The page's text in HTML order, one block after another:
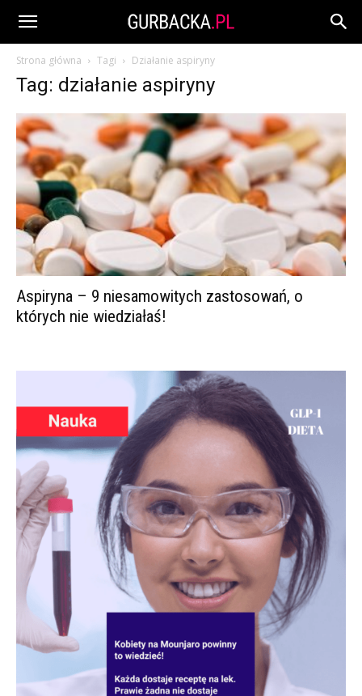
Strona główna Tagi Działanie aspiryny
Tag: działanie aspiryny
Aspiryna – 9 niesamowitych zastosowań, o
których nie wiedziałaś!